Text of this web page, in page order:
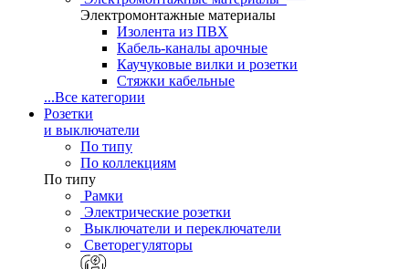
Электромонтажные материалы
Изолента из ПВХ
Кабель-каналы арочные
Каучуковые вилки и розетки
Стяжки кабельные
...Все категории
Розетки
и выключатели
По типу
По коллекциям
По типу
Рамки
Электрические розетки
Выключатели и переключатели
Светорегуляторы